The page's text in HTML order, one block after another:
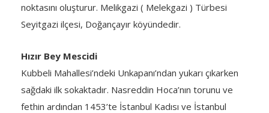
noktasını oluşturur. Melikgazi ( Melekgazi ) Türbesi
Seyitgazi ilçesi, Doğançayır köyündedir.
Hızır Bey Mescidi
Kubbeli Mahallesi’ndeki Unkapanı’ndan yukarı çıkarken
sağdaki ilk sokaktadır. Nasreddin Hoca’nın torunu ve
fethin ardından 1453’te İstanbul Kadısı ve İstanbul